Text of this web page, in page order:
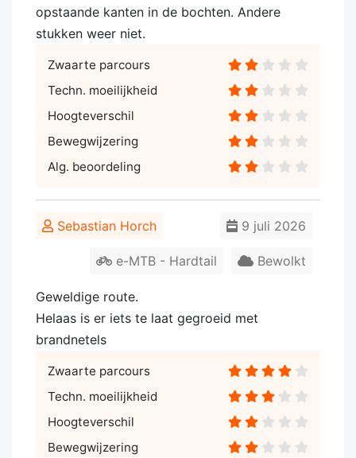
opstaande kanten in de bochten. Andere
stukken weer niet.
Zwaarte parcours
Techn. moeilijkheid
Hoogteverschil
Bewegwijzering
Alg. beoordeling
Sebastian Horch 9 juli 2026
Bewolkt
e-MTB - Hardtail
Geweldige route.
Helaas is er iets te laat gegroeid met
brandnetels
Zwaarte parcours
Techn. moeilijkheid
Hoogteverschil
Bewegwijzering